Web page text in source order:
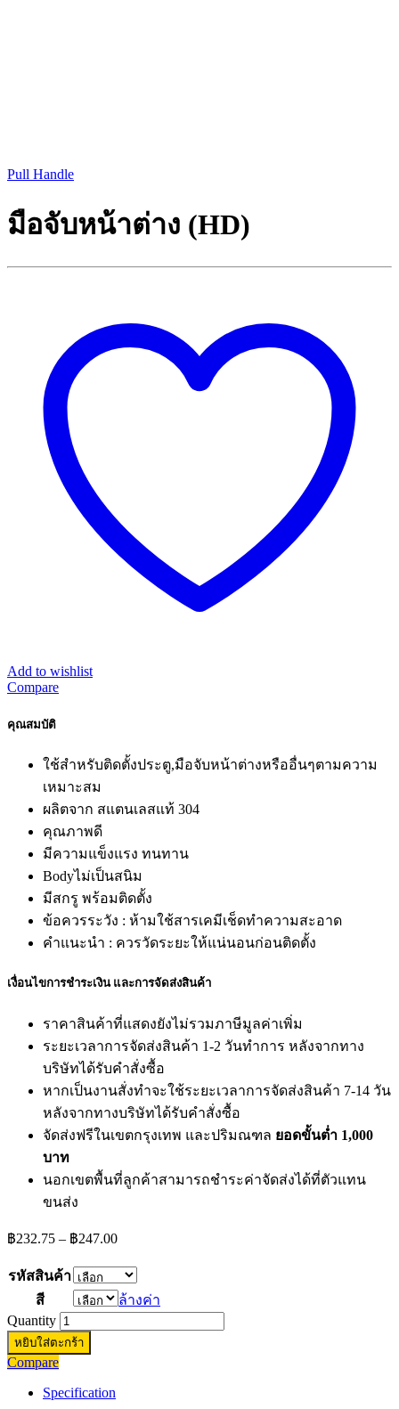
Pull Handle
มือจับหน้าต่าง (HD)
Add to wishlist
Compare
คุณสมบัติ
ใช้สำหรับติดตั้งประตู,มือจับหน้าต่างหรืออื่นๆตามความ
เหมาะสม
ผลิตจาก สแตนเลสแท้ 304
คุณภาพดี
มีความแข็งแรง ทนทาน
Bodyไม่เป็นสนิม
มีสกรู พร้อมติดตั้ง
ข้อควรระวัง : ห้ามใช้สารเคมีเช็ดทำความสะอาด
คำแนะนำ : ควรวัดระยะให้แน่นอนก่อนติดตั้ง
เงื่อนไขการชำระเงิน และการจัดส่งสินค้า
ราคาสินค้าที่แสดงยังไม่รวมภาษีมูลค่าเพิ่ม
ระยะเวลาการจัดส่งสินค้า 1-2 วันทำการ หลังจากทาง
บริษัทได้รับคำสั่งซื้อ
หากเป็นงานสั่งทำจะใช้ระยะเวลาการจัดส่งสินค้า 7-14 วัน
หลังจากทางบริษัทได้รับคำสั่งซื้อ
จัดส่งฟรีในเขตกรุงเทพ และปริมณฑล ยอดขั้นต่ำ 1,000
บาท
นอกเขตพื้นที่ลูกค้าสามารถชำระค่าจัดส่งได้ที่ตัวแทน
ขนส่ง
฿232.75 – ฿247.00Price
฿232.75
through
฿247.00
รหัสสินค้า
สี
ล้างค่า
Quantity
หยิบใส่ตะกร้า
Compare
Specification